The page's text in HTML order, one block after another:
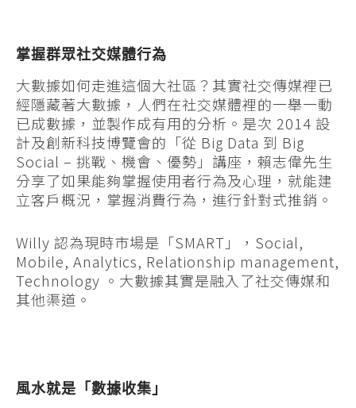
掌握群眾社交媒體行為
大數據如何走進這個大社區？其實社交傳媒裡已
經隱藏著大數據，人們在社交媒體裡的一舉一動
已成數據，並製作成有用的分析。是次 2014 設
計及創新科技博覽會的「從 Big Data 到 Big
Social – 挑戰、機會、優勢」講座，賴志偉先生
分享了如果能夠掌握使用者行為及心理，就能建
立客戶概況，掌握消費行為，進行針對式推銷。
Willy 認為現時市場是「SMART」，Social,
Mobile, Analytics, Relationship management,
Technology 。大數據其實是融入了社交傳媒和
其他渠道。
風水就是「數據收集」